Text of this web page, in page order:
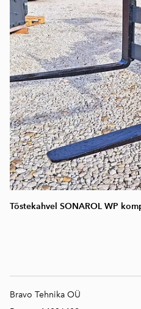
Tõstekahvel SONAROL WP
Bravo Tehnika OÜ